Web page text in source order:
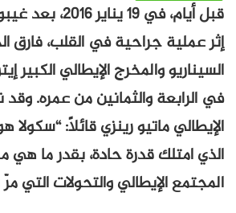
قبل أيام، في 19
إثر عملية جراحية في القلب، فارق
السيناريو والمخرج الإيطالي الكبير
في الرابعة والثمانين من عمره. وقد
الإيطالي ماتيو رينزي قائلاً:
الذي امتلك قدرة حادة، بقدر ما هي
المجتمع الإيطالي والتحولات التي مرّ